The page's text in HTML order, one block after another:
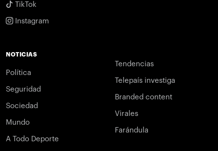
TikTok
Instagram
NOTICIAS
Política
Seguridad
Sociedad
Mundo
A Todo Deporte
Tendencias
Telepaís investiga
Branded content
Virales
Farándula